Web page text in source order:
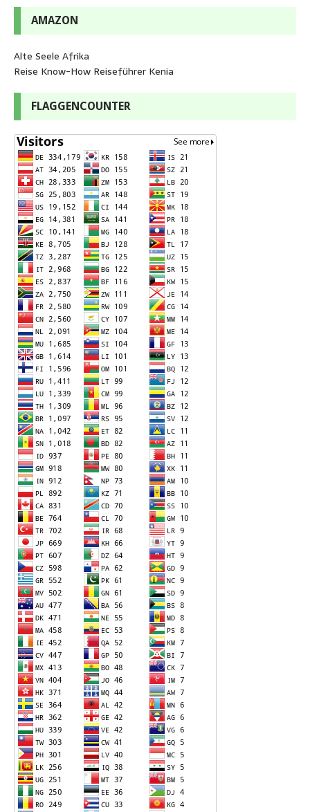
AMAZON
Alte Seele Afrika
Reise Know-How Reiseführer Kenia
FLAGGENCOUNTER